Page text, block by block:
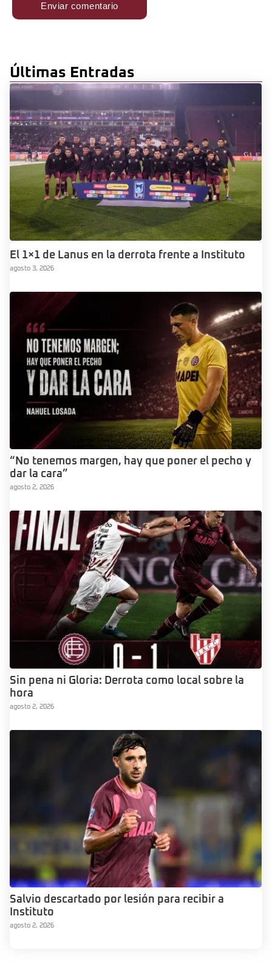
Últimas Entradas
El 1×1 de Lanus en la derrota frente a Instituto
agosto 3, 2026
“No tenemos margen, hay que poner el pecho y
dar la cara”
agosto 2, 2026
Sin pena ni Gloria: Derrota como local sobre la
hora
agosto 2, 2026
Salvio descartado por lesión para recibir a
Instituto
agosto 2, 2026